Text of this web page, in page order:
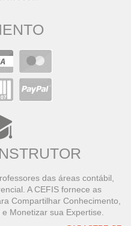
das áreas contábil,
A CEFIS fornece as
Compartilhar Conhecimento,
Monetizar sua Expertise.